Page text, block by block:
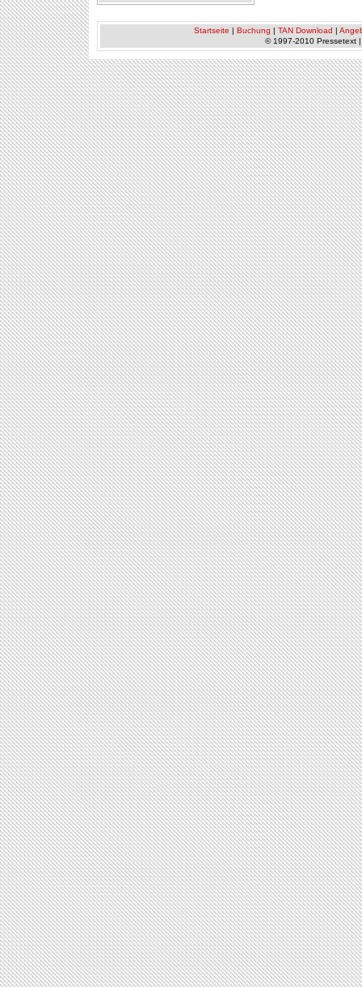
Startseite | Buchung | TAN Download |
© 1997-2010 Pressetext